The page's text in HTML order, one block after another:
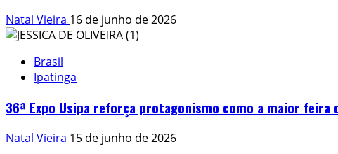
Natal Vieira 16 de junho de 2026
Brasil
Ipatinga
36ª Expo Usipa reforça protagonismo como a maior
Natal Vieira 15 de junho de 2026